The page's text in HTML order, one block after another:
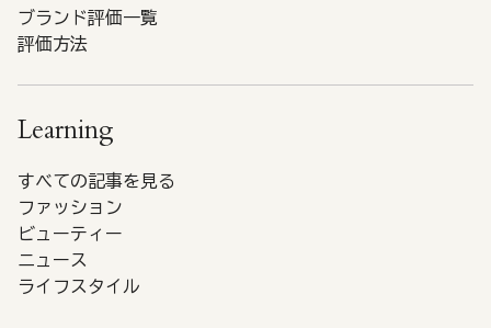
ブランド評価一覧
評価方法
Learning
すべての記事を見る
ファッション
ビューティー
ニュース
ライフスタイル